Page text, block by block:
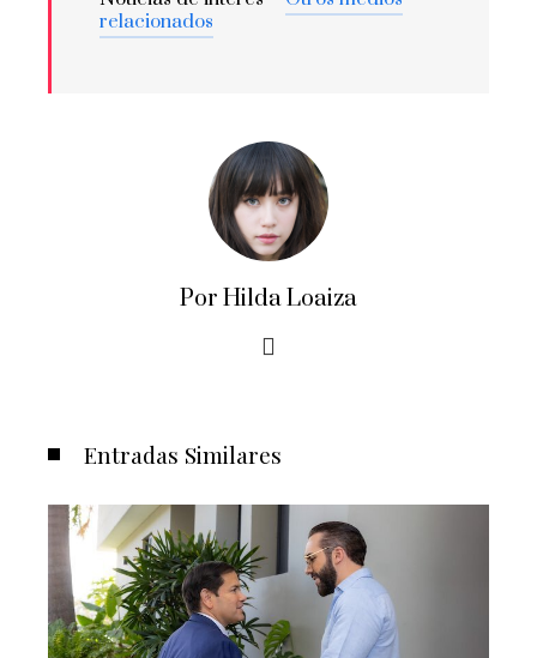
relacionados
Por Hilda Loaiza
Entradas Similares